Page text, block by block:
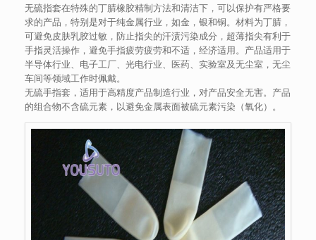
无硫指套在特殊的丁腈橡胶精制方法和清洁下，可以保护有严格要
求的产品，特别是对于纯金属行业，如金，银和铜。材料为丁腈，
可避免皮肤乳胶过敏，防止指尖的汗渍污染成分，超薄指尖有利于
手指灵活操作，避免手指疲劳疲劳和不适，经济适用。产品适用于
半导体行业、电子工厂、光电行业、医药、实验室及无尘室，无尘
车间等领域工作时佩戴。
无硫手指套，适用于高精度产品制造行业，对产品安全无害。产品
的组合物不含硫元素，以避免金属表面被硫元素污染（氧化）。